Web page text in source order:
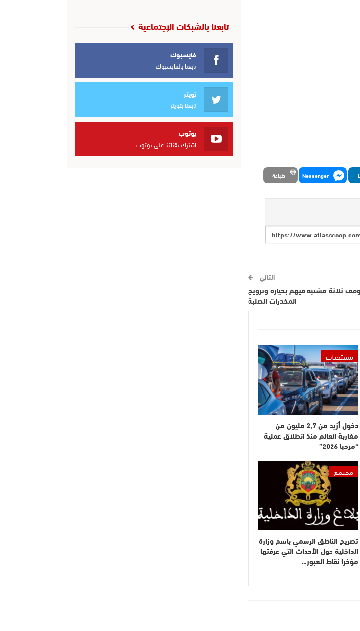
Messenger طباعة
التالي
ثلاثة مشتبه فيهم بحيازة وترويج
المخدرات الصلبة
مستجدات
دخول أزيد من 2,7 مليون من
مغاربة العالم منذ انطلاق عملية
“مرحبا 2026”
مجتمع
تصريح الناطق الرسمي باسم وزارة
الداخلية حول الأحداث التي عرفتها
مؤخرا نقاط العبور…
تابعنا بالشبكات الإجتماعية
فايسبوك
تابعنا بالفايسبوك
تويتر
تابعنا بتويتر
يوتوب
اشترك بقناتنا على يوتوب